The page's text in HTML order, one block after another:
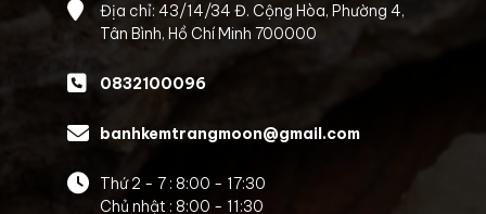
Địa chỉ: 43/14/34 Đ. Cộng Hòa, Phường 4,
Tân Bình, Hồ Chí Minh 700000
0832100096
banhkemtrangmoon@gmail.com
Thứ 2 - 7 : 8:00 - 17:30
Chủ nhật : 8:00 - 11:30